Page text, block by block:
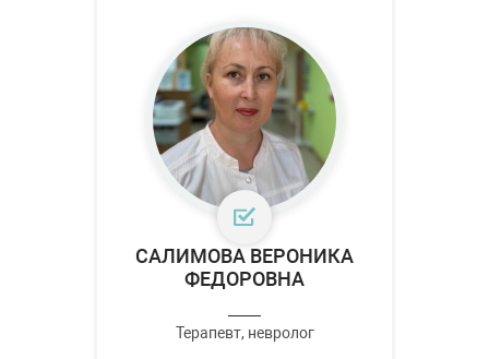
САЛИМОВА ВЕРОНИКА
ФЕДОРОВНА
Терапевт, невролог